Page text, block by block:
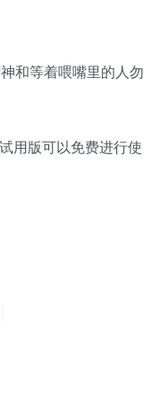
和等着喂嘴里的人勿
用版可以免费进行使